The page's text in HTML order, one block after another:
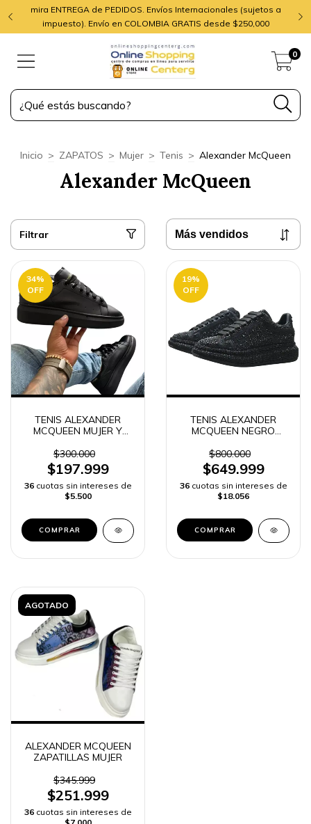
mira ENTREGA de PEDIDOS. Envíos Internacionales (sujetos a
impuesto). Envío en COLOMBIA GRATIS desde $250,000
0
Inicio > ZAPATOS > Mujer > Tenis > Alexander McQueen
Alexander McQueen
Filtrar
34%
OFF
TENIS ALEXANDER
MCQUEEN MUJER Y
$300.000
$197.999
36 cuotas sin intereses de
$5.500
COMPRAR
19%
OFF
TENIS ALEXANDER
MCQUEEN NEGRO
$800.000
$649.999
36 cuotas sin intereses de
$18.056
COMPRAR
AGOTADO
ALEXANDER MCQUEEN
ZAPATILLAS MUJER
$345.999
$251.999
36 cuotas sin intereses de